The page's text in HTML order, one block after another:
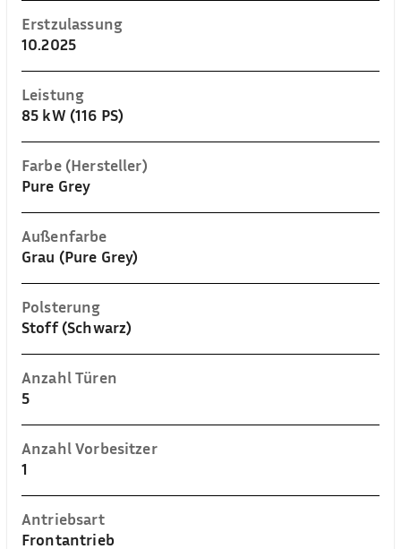
Erstzulassung
10.2025
Leistung
85 kW (116 PS)
Farbe (Hersteller)
Pure Grey
Außenfarbe
Grau (Pure Grey)
Polsterung
Stoff (Schwarz)
Anzahl Türen
5
Anzahl Vorbesitzer
1
Antriebsart
Frontantrieb